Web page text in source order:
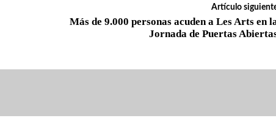
Artículo
Más de 9.000 personas acuden a Les Arts en
Jornada de Puertas